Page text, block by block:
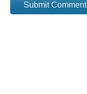
Submit Comment